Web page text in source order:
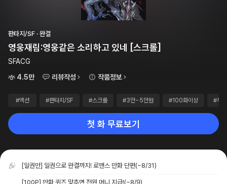
판타지/SF · 완결
영웅재림:영웅같은 소리하고 있네 [스크롤]
SFACG
4.5만
리뷰작성 작품정보
#액션 #판타지/SF #스크롤 #3만~5만원 #100화이상 #무
첫 화 무료보기
[일권만] 일권으로 완결까지! 로맨스 만화 단편(~8/31)
[100P] 만화 퀴즈 맞추면 전원 머니 지급!(~8/9)